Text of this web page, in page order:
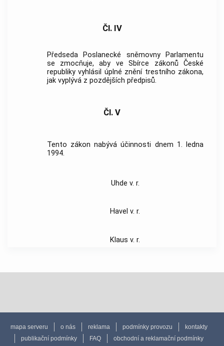
Čl. IV
Předseda Poslanecké sněmovny Parlamentu
se zmocňuje, aby ve Sbírce zákonů České
republiky vyhlásil úplné znění trestního zákona,
jak vyplývá z pozdějších předpisů.
Čl. V
Tento zákon nabývá účinnosti dnem 1. ledna
1994.
Uhde v. r.
Havel v. r.
Klaus v. r.
mapa serveru o nás reklama podmínky provozu
kontakty
publikační podmínky
FAQ obchodní a reklamační podmínky